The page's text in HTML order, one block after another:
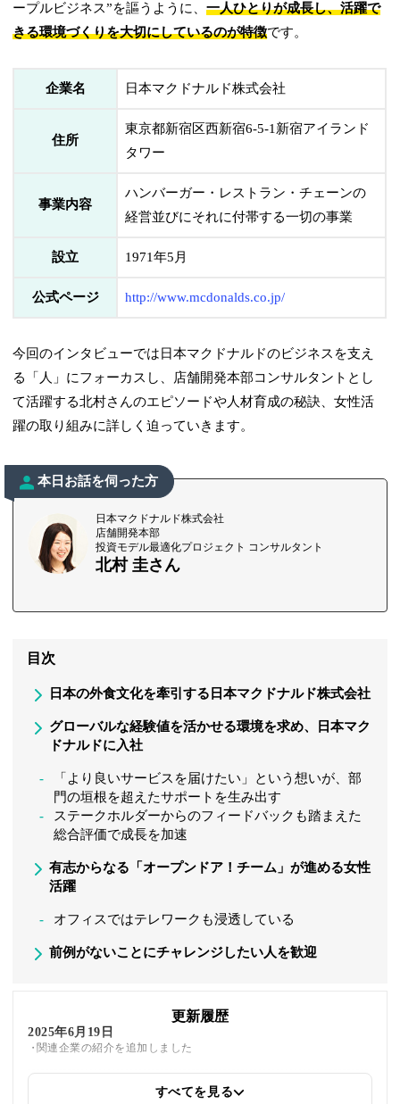
ープルビジネス”を謳うように、一人ひとりが成長し、活躍で
きる環境づくりを大切にしているのが特徴です。
企業名 日本マクドナルド株式会社
住所
東京都新宿区西新宿6-5-1新宿アイランド
タワー
事業内容
ハンバーガー・レストラン・チェーンの
経営並びにそれに付帯する一切の事業
設立 1971年5月
公式ページ http://www.mcdonalds.co.jp/
今回のインタビューでは日本マクドナルドのビジネスを支え
る「人」にフォーカスし、店舗開発本部コンサルタントとし
て活躍する北村さんのエピソードや人材育成の秘訣、女性活
躍の取り組みに詳しく迫っていきます。
本日お話を伺った方
日本マクドナルド株式会社
店舗開発本部
投資モデル最適化プロジェクト コンサルタント
北村 圭さん
目次
日本の外食文化を牽引する日本マクドナルド株式会社
グローバルな経験値を活かせる環境を求め、日本マク
ドナルドに入社
「より良いサービスを届けたい」という想いが、部
門の垣根を超えたサポートを生み出す
ステークホルダーからのフィードバックも踏まえた
総合評価で成長を加速
有志からなる「オープンドア！チーム」が進める女性
活躍
オフィスではテレワークも浸透している
前例がないことにチャレンジしたい人を歓迎
更新履歴
2025年6月19日
関連企業の紹介を追加しました
すべてを見る